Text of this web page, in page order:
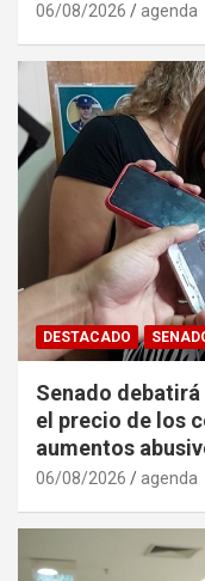
06/08/2026 agenda
DESTACADO
Senado
el precio de los
aumentos
06/08/2026 agenda